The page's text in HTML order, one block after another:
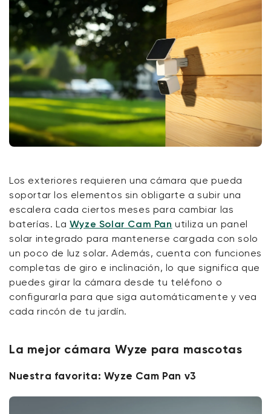
Los exteriores requieren una cámara que pueda
soportar los elementos sin obligarte a subir una
escalera cada ciertos meses para cambiar las
baterías. La Wyze Solar Cam Pan utiliza un panel
solar integrado para mantenerse cargada con solo
un poco de luz solar. Además, cuenta con funciones
completas de giro e inclinación, lo que significa que
puedes girar la cámara desde tu teléfono o
configurarla para que siga automáticamente y vea
cada rincón de tu jardín.
La mejor cámara Wyze para mascotas
Nuestra favorita: Wyze Cam Pan v3